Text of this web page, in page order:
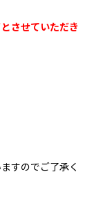
させていただき
すのでご了承く